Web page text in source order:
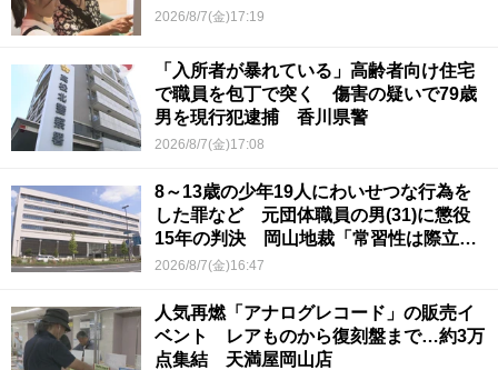
2026/8/7(金)17:19
「入所者が暴れている」高齢者向け住宅
で職員を包丁で突く 傷害の疑いで79歳
男を現行犯逮捕 香川県警
2026/8/7(金)17:08
8～13歳の少年19人にわいせつな行為を
した罪など 元団体職員の男(31)に懲役
15年の判決 岡山地裁「常習性は際立っ
ていて被害結果も非常に重い」
2026/8/7(金)16:47
人気再燃「アナログレコード」の販売イ
ベント レアものから復刻盤まで…約3万
点集結 天満屋岡山店